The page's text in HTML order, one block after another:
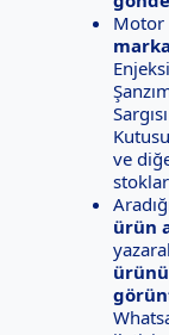
Motor
ve
ürün